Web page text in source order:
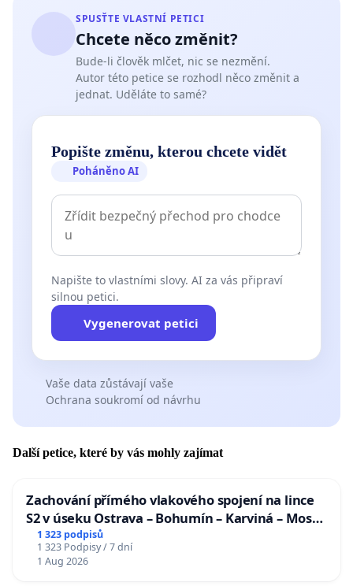
SPUSŤTE VLASTNÍ PETICI
Chcete něco změnit?
Bude-li člověk mlčet, nic se nezmění.
Autor této petice se rozhodl něco změnit a
jednat. Uděláte to samé?
Popište změnu, kterou chcete vidět
Poháněno AI
Napište to vlastními slovy. AI za vás připraví
silnou petici.
Vygenerovat petici
Vaše data zůstávají vaše
Ochrana soukromí od návrhu
Další petice, které by vás mohly zajímat
Zachování přímého vlakového spojení na lince
S2 v úseku Ostrava – Bohumín – Karviná – Mosty
u Jablunkova
1 323 podpisů
1 323 Podpisy / 7 dní
1 Aug 2026